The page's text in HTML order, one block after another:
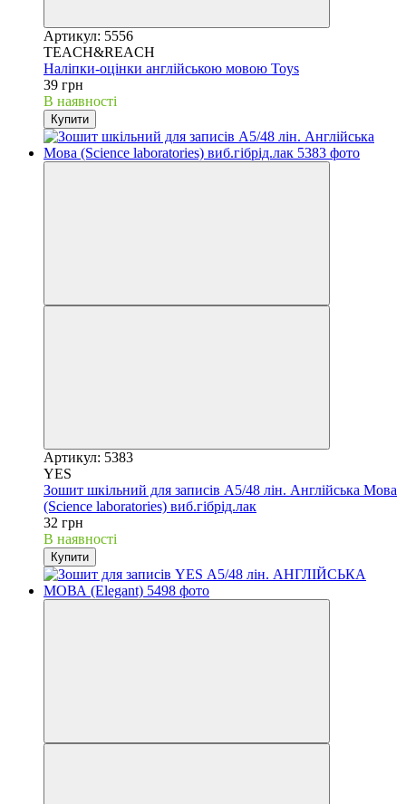
Артикул: 5556
TEACH&REACH
Наліпки-оцінки англійською мовою Toys
39 грн
В наявності
Купити
Артикул: 5383
YES
Зошит шкільний для записів А5/48 лін. Англійська Мова
(Science laboratories) виб.гібрід.лак
32 грн
В наявності
Купити